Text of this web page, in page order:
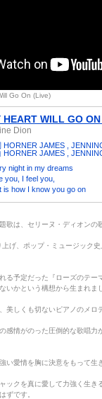
Go On (Live)
HEART WILL GO ON
Dion
HORNER JAMES ,
HORNER JAMES ,
night in my dreams
you, I feel you,
is how I know you go on
歌は、セリーヌ・ディオンの
げ、ポップ・ミュージック
る予定だった『ローズのテー
いかという構想から生まれま
美しくも切ないピアノのメロ
感情がのった圧倒的な歌唱力
い愛情を胸に決意をもって生
ックを真に愛して力強く生き
ずです。